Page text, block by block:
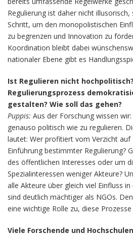
Regulierung ist daher nicht
Schritt, um den monopolistischen
zu begrenzen und Innovation zu
Koordination bleibt dabei
nationaler Ebene gibt es
Ist Regulieren nicht
Regulierungsprozess
gestalten? Wie soll das gehen?
Puppis: Aus der Forschung wissen
genauso politisch wie zu regulieren.
lautet: Wer profitiert vom Verzicht auf
Einführung bestimmter Regulierung?
des öffentlichen Interesses oder um
Spezialinteressen weniger Akteure?
alle Akteure über gleich viel Einfluss
sind deutlich mächtiger als NGOs.
eine wichtige Rolle zu, diese
Viele Forschende und